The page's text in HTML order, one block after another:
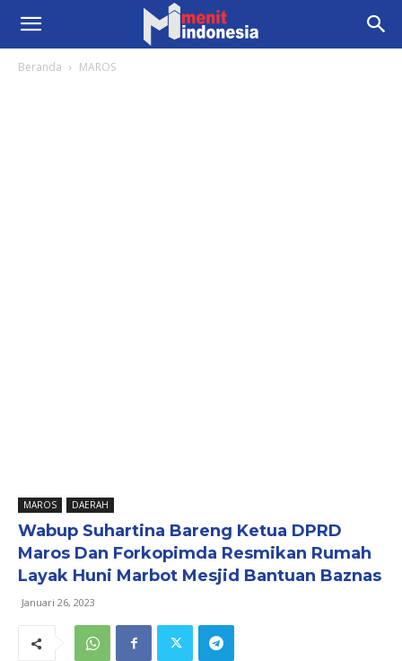
Beranda MAROS
MAROS DAERAH
Wabup Suhartina Bareng Ketua DPRD
Maros Dan Forkopimda Resmikan Rumah
Layak Huni Marbot Mesjid Bantuan Baznas
Januari 26, 2023